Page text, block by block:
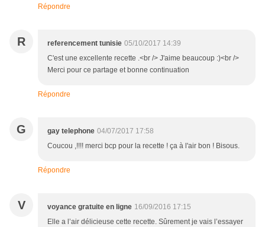
Répondre
R referencement tunisie 05/10/2017 14:39
C'est une excellente recette .<br /> J'aime beaucoup :)<br />
Merci pour ce partage et bonne continuation
Répondre
G gay telephone 04/07/2017 17:58
Coucou ,!!!! merci bcp pour la recette ! ça à l'air bon ! Bisous.
Répondre
V voyance gratuite en ligne 16/09/2016 17:15
Elle a l’air délicieuse cette recette. Sûrement je vais l’essayer